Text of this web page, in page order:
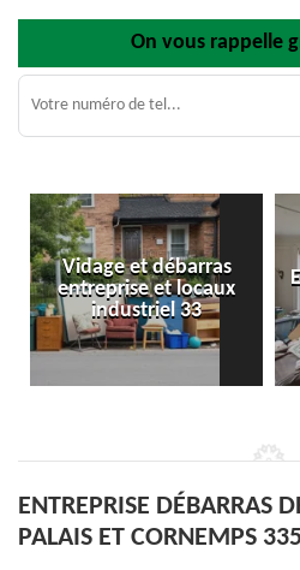
On vous rappelle
Entreprise de débarras
33
ENTREPRISE DÉBARRAS
PALAIS ET CORNEMPS